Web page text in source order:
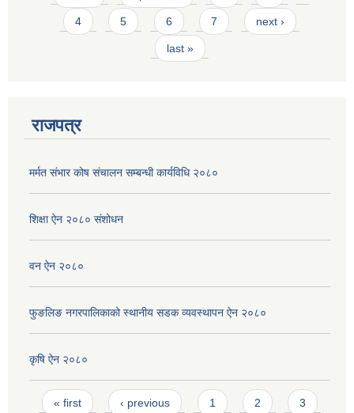
4 5 6 7 next ›
last »
राजपत्र
मर्मत संभार कोष संचालन सम्बन्धी कार्यविधि २०८०
शिक्षा ऐन २०८० संशोधन
वन ऐन २०८०
फुङलिङ नगरपालिकाको स्थानीय सडक व्यवस्थापन ऐन २०८०
कृषि ऐन २०८०
Pages
« first ‹ previous 1 2 3